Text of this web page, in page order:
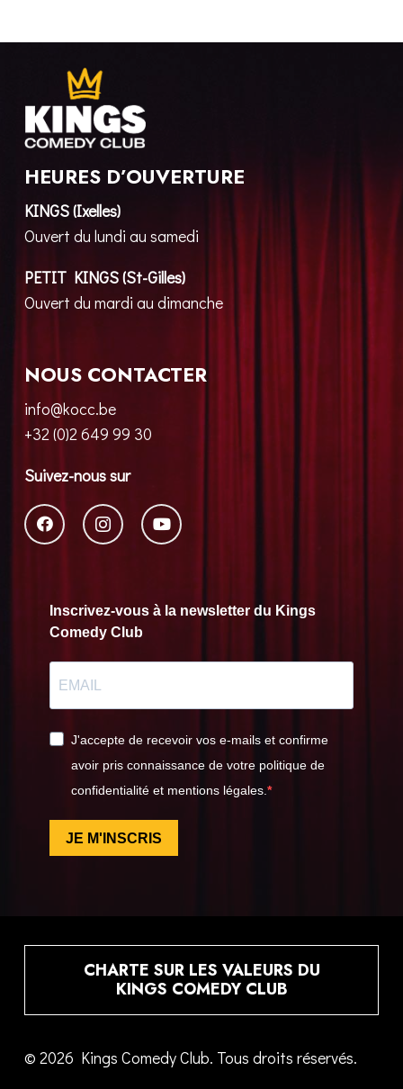
HEURES D’OUVERTURE
KINGS (Ixelles)
Ouvert du lundi au samedi
PETIT KINGS (St-Gilles)
Ouvert du mardi au dimanche
NOUS CONTACTER
info@kocc.be
+32 (0)2 649 99 30
Suivez-nous sur
Inscrivez-vous à la newsletter du Kings
Comedy Club
J'accepte de recevoir vos e-mails et confirme
avoir pris connaissance de votre politique de
confidentialité et mentions légales.
JE M'INSCRIS
© 2026 Kings Comedy Club. Tous droits réservés.
CHARTE SUR LES VALEURS DU
KINGS COMEDY CLUB